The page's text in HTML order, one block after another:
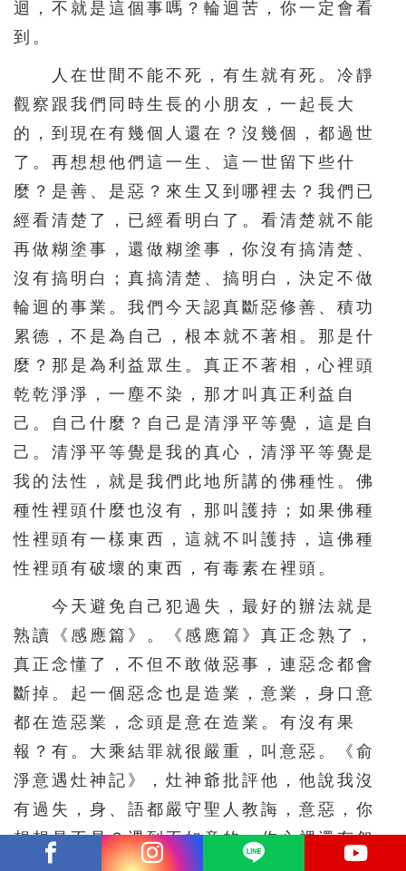
迴，不就是這個事嗎？輪迴苦，你一定會看
到。
人在世間不能不死，有生就有死。冷靜
觀察跟我們同時生長的小朋友，一起長大
的，到現在有幾個人還在？沒幾個，都過世
了。再想想他們這一生、這一世留下些什
麼？是善、是惡？來生又到哪裡去？我們已
經看清楚了，已經看明白了。看清楚就不能
再做糊塗事，還做糊塗事，你沒有搞清楚、
沒有搞明白；真搞清楚、搞明白，決定不做
輪迴的事業。我們今天認真斷惡修善、積功
累德，不是為自己，根本就不著相。那是什
麼？那是為利益眾生。真正不著相，心裡頭
乾乾淨淨，一塵不染，那才叫真正利益自
己。自己什麼？自己是清淨平等覺，這是自
己。清淨平等覺是我的真心，清淨平等覺是
我的法性，就是我們此地所講的佛種性。佛
種性裡頭什麼也沒有，那叫護持；如果佛種
性裡頭有一樣東西，這就不叫護持，這佛種
性裡頭有破壞的東西，有毒素在裡頭。
今天避免自己犯過失，最好的辦法就是
熟讀《感應篇》。《感應篇》真正念熟了，
真正念懂了，不但不敢做惡事，連惡念都會
斷掉。起一個惡念也是造業，意業，身口意
都在造惡業，念頭是意在造業。有沒有果
報？有。大乘結罪就很嚴重，叫意惡。《俞
淨意遇灶神記》，灶神爺批評他，他說我沒
有過失，身、語都嚴守聖人教誨，意惡，你
想想是不是？遇到不如意的，你心裡還有怨